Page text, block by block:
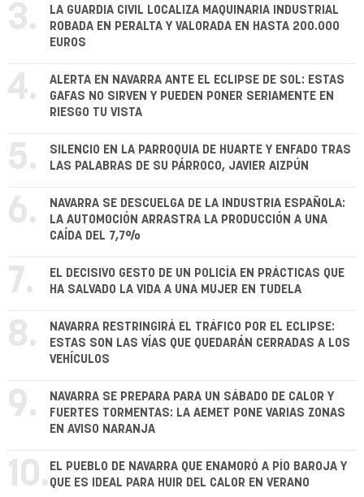
3.
LA GUARDIA CIVIL LOCALIZA MAQUINARIA INDUSTRIAL
ROBADA EN PERALTA Y VALORADA EN HASTA 200.000
EUROS
4.
ALERTA EN NAVARRA ANTE EL ECLIPSE DE SOL: ESTAS
GAFAS NO SIRVEN Y PUEDEN PONER SERIAMENTE EN
RIESGO TU VISTA
5.
SILENCIO EN LA PARROQUIA DE HUARTE Y ENFADO TRAS
LAS PALABRAS DE SU PÁRROCO, JAVIER AIZPÚN
6.
NAVARRA SE DESCUELGA DE LA INDUSTRIA ESPAÑOLA:
LA AUTOMOCIÓN ARRASTRA LA PRODUCCIÓN A UNA
CAÍDA DEL 7,7%
7.
EL DECISIVO GESTO DE UN POLICÍA EN PRÁCTICAS QUE
HA SALVADO LA VIDA A UNA MUJER EN TUDELA
8.
NAVARRA RESTRINGIRÁ EL TRÁFICO POR EL ECLIPSE:
ESTAS SON LAS VÍAS QUE QUEDARÁN CERRADAS A LOS
VEHÍCULOS
9.
NAVARRA SE PREPARA PARA UN SÁBADO DE CALOR Y
FUERTES TORMENTAS: LA AEMET PONE VARIAS ZONAS
EN AVISO NARANJA
10. EL PUEBLO DE NAVARRA QUE ENAMORÓ A PÍO BAROJA Y
QUE ES IDEAL PARA HUIR DEL CALOR EN VERANO